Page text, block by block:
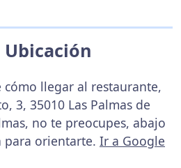
Ubicación
cómo llegar al restaurante,
3, 35010 Las Palmas de
no te preocupes, abajo
para orientarte. Ir a Google